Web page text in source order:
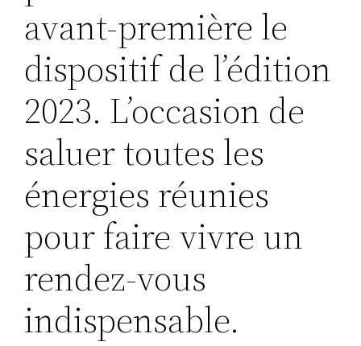
avant-première le
dispositif de l’édition
2023. L’occasion de
saluer toutes les
énergies réunies
pour faire vivre un
rendez-vous
indispensable.